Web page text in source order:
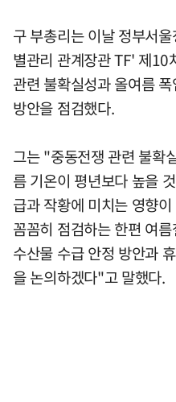
구 부총리는 이날 정부서
별관리 관계장관 TF' 제10
관련 불확실성과 올여름
방안을 점검했다.
그는 "중동전쟁 관련 불확
름 기온이 평년보다 높을
급과 작황에 미치는 영향
꼼꼼히 점검하는 한편 여
수산물 수급 안정 방안과
을 논의하겠다"고 말했다.